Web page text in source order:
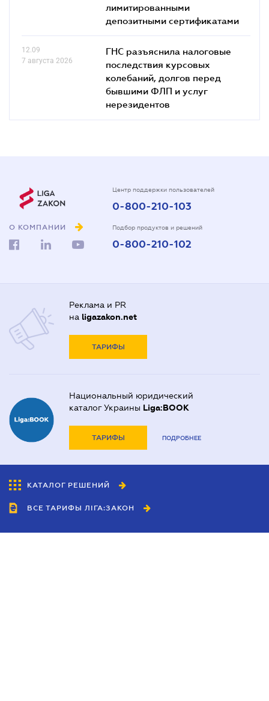
лимитированными
депозитными сертификатами
12.09
7 августа 2026
ГНС разъяснила налоговые
последствия курсовых
колебаний, долгов перед
бывшими ФЛП и услуг
нерезидентов
О КОМПАНИИ
Центр поддержки пользователей
0-800-210-103
Подбор продуктов и решений
0-800-210-102
Реклама и PR
на ligazakon.net
ТАРИФЫ
Национальный юридический
каталог Украины Liga:BOOK
ТАРИФЫ ПОДРОБНЕЕ
КАТАЛОГ РЕШЕНИЙ
ВСЕ ТАРИФЫ ЛІГА:ЗАКОН